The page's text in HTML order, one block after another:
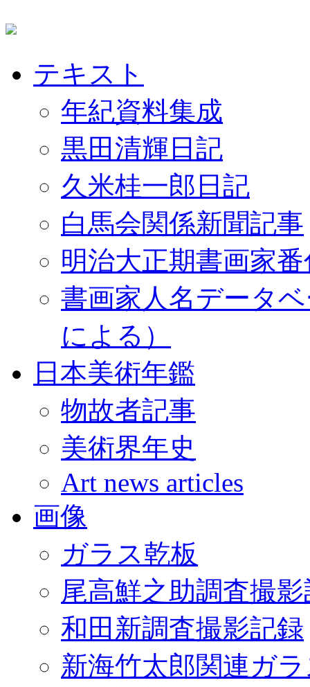
テキスト
年紀資料集成
黒田清輝日記
久米桂一郎日記
白馬会関係新聞記事
明治大正期書画家
書画家人名データ
による）
日本美術年鑑
物故者記事
美術界年史
Art news articles
画像
ガラス乾板
尾高鮮之助調査撮
和田新調査撮影記録
新海竹太郎関連ガ